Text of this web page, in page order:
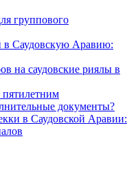
группового
в Саудовскую Аравию:
на саудовские риялы в
документы?
в Саудовской Аравии: